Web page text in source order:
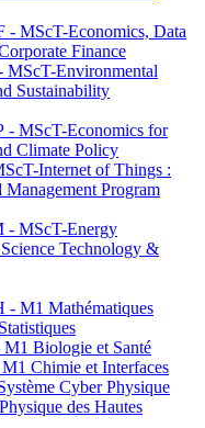
MScT-Economics, Data
Finance
MScT-Environmental
Sustainability
- MScT-Economics for
Climate Policy
Internet of Things :
Program
- MScT-Energy
Technology &
M1 Mathématiques
Biologie et Santé
Chimie et Interfaces
Cyber Physique
des Hautes